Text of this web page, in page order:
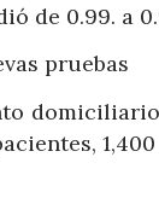
de 0.99. a
pruebas